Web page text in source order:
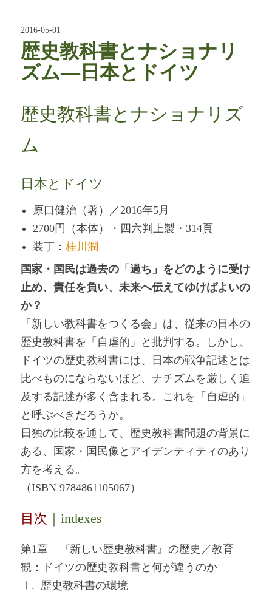
2016-05-01
歴史教科書とナショナリ
ズム―日本とドイツ
歴史教科書とナショナリズ
ム
日本とドイツ
原口健治（著）／2016年5月
2700円（本体）・四六判上製・314頁
装丁：桂川潤
国家・国民は過去の「過ち」をどのように受け
止め、責任を負い、未来へ伝えてゆけばよいの
か？
「新しい教科書をつくる会」は、従来の日本の
歴史教科書を「自虐的」と批判する。しかし、
ドイツの歴史教科書には、日本の戦争記述とは
比べものにならないほど、ナチズムを厳しく追
及する記述が多く含まれる。これを「自虐的」
と呼ぶべきだろうか。
日独の比較を通して、歴史教科書問題の背景に
ある、国家・国民像とアイデンティティのあり
方を考える。
（ISBN 9784861105067）
目次 ｜indexes
第1章 『新しい歴史教科書』の歴史／教育
観：ドイツの歴史教科書と何が違うのか
Ⅰ. 歴史教科書の環境